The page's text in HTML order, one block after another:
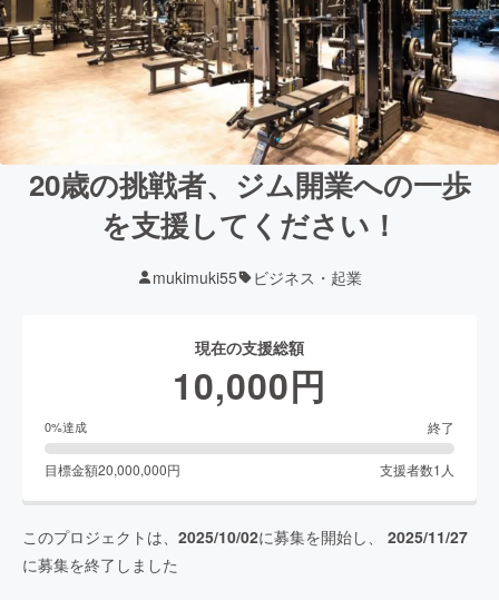
20歳の挑戦者、ジム開業への一歩
を支援してください！
mukimuki55 ビジネス・起業
現在の支援総額
10,000円
0%達成 終了
目標金額20,000,000円 支援者数1 人
このプロジェクトは、 2025/10/02に募集を開始し、 2025/11/27
に募集を終了しました